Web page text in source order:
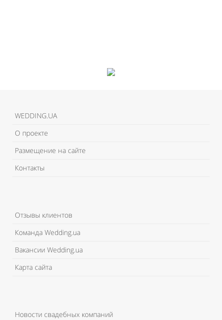
WEDDING.UA
О проекте
Размещение на сайте
Контакты
Отзывы клиентов
Команда Wedding.ua
Вакансии Wedding.ua
Карта сайта
Новости свадебных компаний